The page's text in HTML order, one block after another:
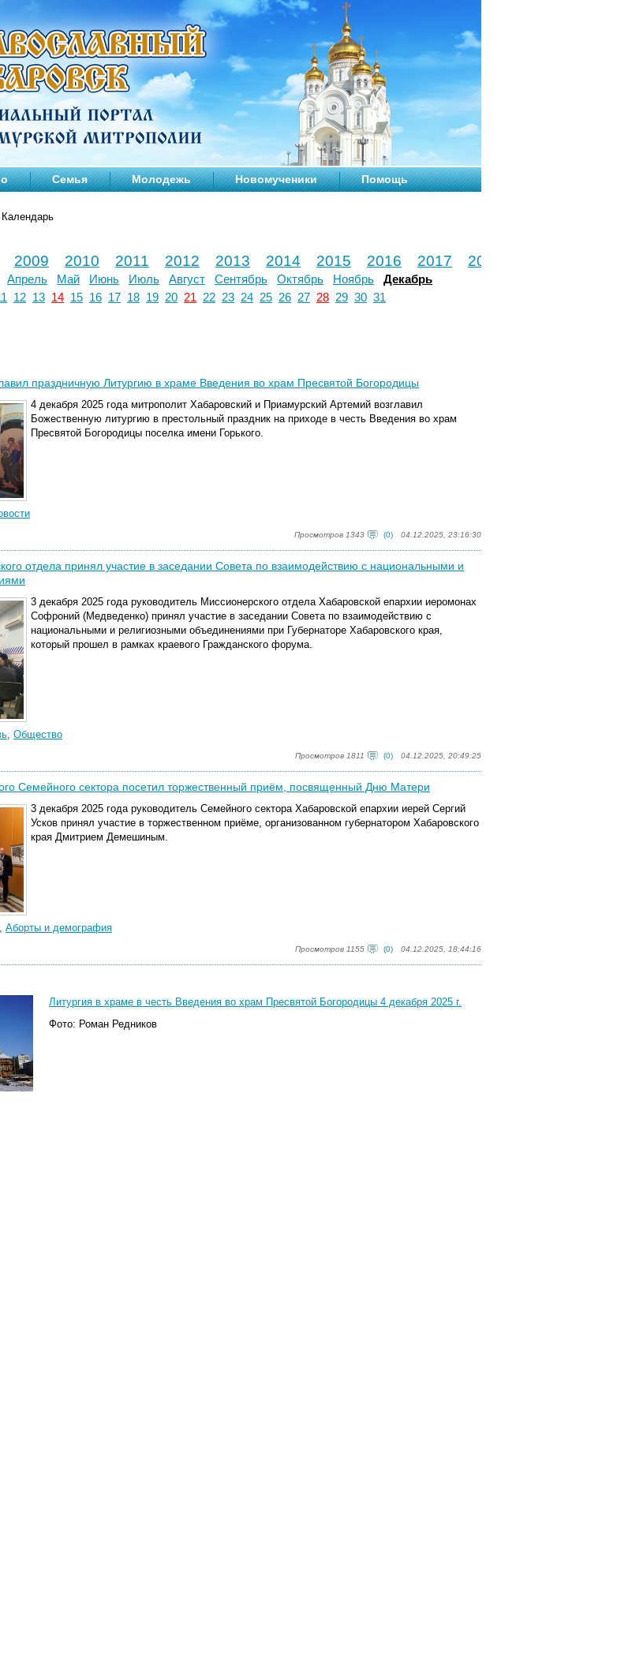
Семья Молодежь Новомученики Помощь
Календарь
2009 2010 2011 2012 2013 2014 2015 2016 2017 2018
Апрель Май Июнь Июль Август Сентябрь Октябрь Ноябрь
Декабрь
12 13 14 15 16 17 18 19 20 21 22 23 24 25 26 27 28 29 30 31
праздничную Литургию в храме Введения во храм Пресвятой Богородицы
4 декабря 2025 года митрополит Хабаровский и Приамурский Артемий возглавил
Божественную литургию в престольный праздник на приходе в честь Введения во храм
Пресвятой Богородицы поселка имени Горького.
Просмотров 1343 (0) 04.12.2025, 23:16:30
отдела принял участие в заседании Совета по взаимодействию с национальными и
3 декабря 2025 года руководитель Миссионерского отдела Хабаровской епархии иеромонах
Софроний (Медведенко) принял участие в заседании Совета по взаимодействию с
национальными и религиозными объединениями при Губернаторе Хабаровского края,
который прошел в рамках краевого Гражданского форума.
, Общество
Просмотров 1811 (0) 04.12.2025, 20:49:25
Семейного сектора посетил торжественный приём, посвященный Дню Матери
3 декабря 2025 года руководитель Семейного сектора Хабаровской епархии иерей Сергий
Усков принял участие в торжественном приёме, организованном губернатором Хабаровского
края Дмитрием Демешиным.
, Аборты и демография
Просмотров 1155 (0) 04.12.2025, 18:44:16
Литургия в храме в честь Введения во храм Пресвятой Богородицы 4 декабря 2025 г.
Фото: Роман Редников